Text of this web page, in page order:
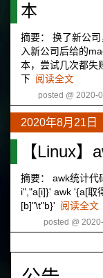
本
摘要： 换了新公
入新公司后给的
本，尝试几次都失
下 阅读全文
posted @ 2020-
2020年8月21日
【Linux】
摘要： awk统计
i","a[i]}' awk '{a[取
[b]"\t"b}' 阅读全文
posted @